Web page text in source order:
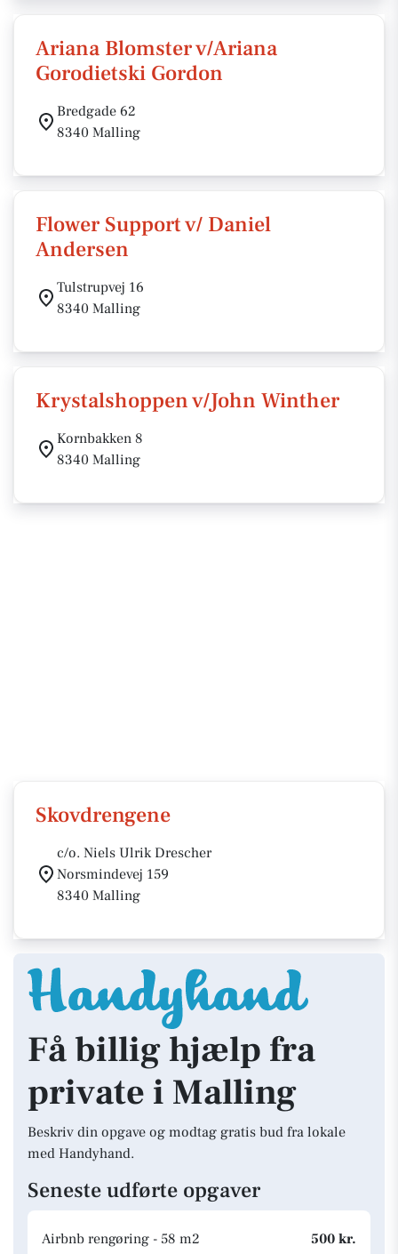
Ariana Blomster v/Ariana
Gorodietski Gordon
Bredgade 62
8340 Malling
Flower Support v/ Daniel
Andersen
Tulstrupvej 16
8340 Malling
Krystalshoppen v/John Winther
Kornbakken 8
8340 Malling
Skovdrengene
c/o. Niels Ulrik Drescher
Norsmindevej 159
8340 Malling
Få billig hjælp fra
private i Malling
Beskriv din opgave og modtag gratis bud fra lokale
med Handyhand.
Seneste udførte opgaver
Airbnb rengøring - 58 m2 500 kr.